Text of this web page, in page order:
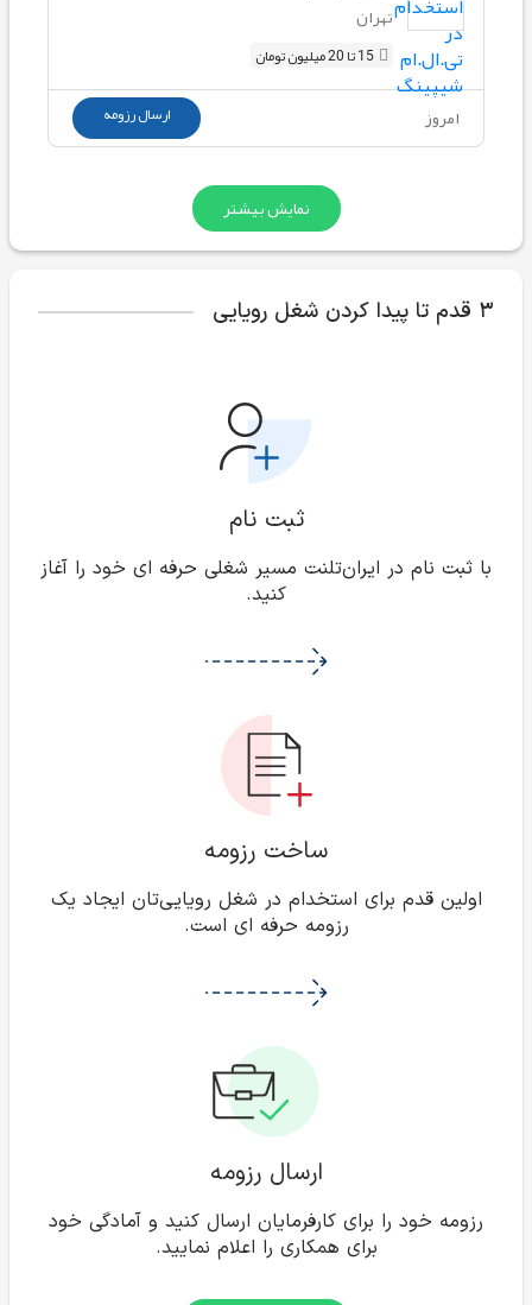
تهران
15 تا 20 میلیون تومان
امروز ارسال رزومه
نمایش بیشتر
۳ قدم تا پیدا کردن شغل رویایی
ثبت نام
با ثبت نام در ایران‌تلنت مسیر شغلی حرفه ای خود را آغاز
کنید.
ساخت رزومه
اولین قدم برای استخدام در شغل رویایی‌تان ایجاد یک
رزومه حرفه ای است.
ارسال رزومه
رزومه خود را برای کارفرمایان ارسال کنید و آمادگی خود
برای همکاری را اعلام نمایید.